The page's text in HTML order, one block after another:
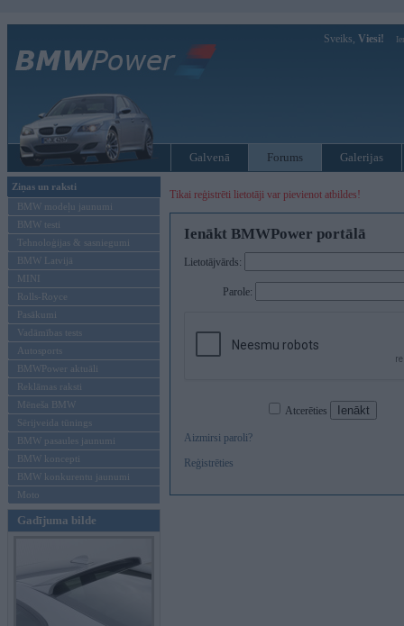
Sveiks, Viesi!
Galvenā Forums Galerijas
Ziņas un raksti
BMW modeļu jaunumi
BMW testi
Tehnoloģijas & sasniegumi
BMW Latvijā
MINI
Rolls-Royce
Pasākumi
Vadāmības tests
Autosports
BMWPower aktuāli
Reklāmas raksti
Mēneša BMW
Sērijveida tūnings
BMW pasaules jaunumi
BMW koncepti
BMW konkurentu jaunumi
Moto
Gadījuma bilde
Tikai reģistrēti lietotāji var pievienot atbildes!
Ienākt BMWPower portālā
Lietotājvārds:
Parole:
Atcerēties
Aizmirsi paroli?
Reģistrēties